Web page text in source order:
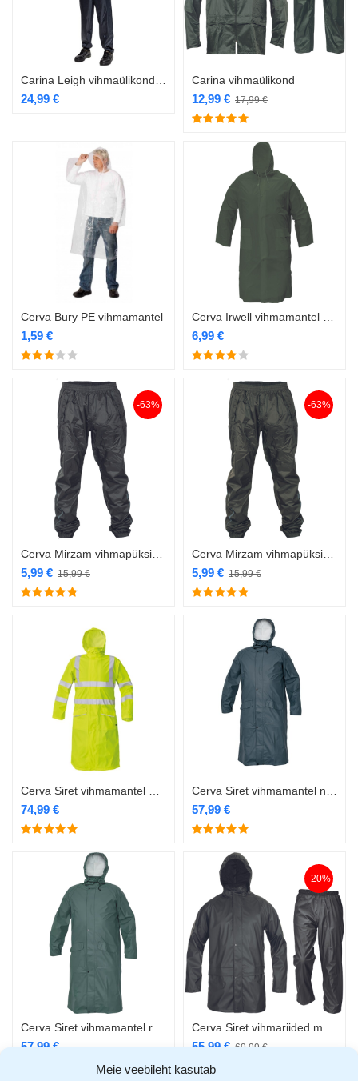
Meie veebileht kasutab
24,99 €
Carina vihmaülikond
17,99€
12,99 €
Cerva Bury PE vihmamantel
1,59 € 6,99 €
-63%
15,99€
5,99 €
-63%
15,99€
5,99 €
74,99 € 57,99 €
57,99€
-20%
69,99€
55,99€